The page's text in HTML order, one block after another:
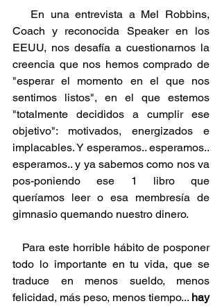
Coach y reconocida Speaker en los
EEUU, nos desafía a cuestionarnos la
creencia que nos hemos comprado de
"esperar el momento en el que nos
sentimos listos", en el que estemos
"totalmente decididos a cumplir ese
objetivo": motivados, energizados e
implacables. Y esperamos.. esperamos..
esperamos.. y ya sabemos como nos va
pos-poniendo ese 1 libro que
queríamos leer o esa membresía de
gimnasio quemando nuestro dinero.
todo lo importante en tu vida, que se
traduce en menos sueldo, menos
felicidad, más peso, menos tiempo... hay